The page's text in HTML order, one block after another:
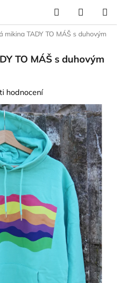
Hledat
KOŠÍK
mikina TADY TO MÁŠ s duhovým
TO MÁŠ s duhovým
hodnocení